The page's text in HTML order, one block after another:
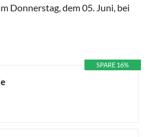
Donnerstag, dem 05. Juni, bei
SPARE 16%